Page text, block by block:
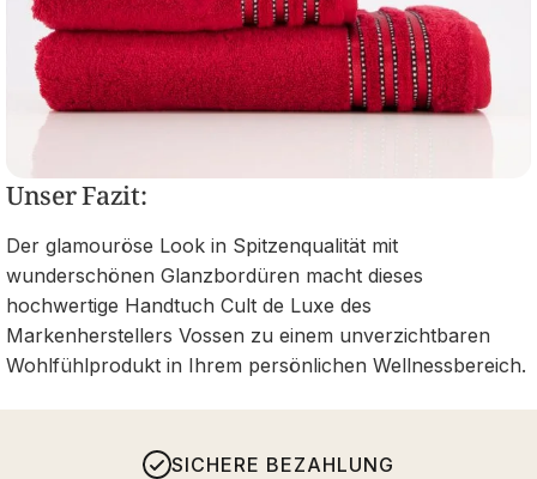
Unser Fazit:
Der glamouröse Look in Spitzenqualität mit
wunderschönen Glanzbordüren macht dieses
hochwertige Handtuch Cult de Luxe des
Markenherstellers Vossen zu einem unverzichtbaren
Wohlfühlprodukt in Ihrem persönlichen Wellnessbereich.
SICHERE BEZAHLUNG